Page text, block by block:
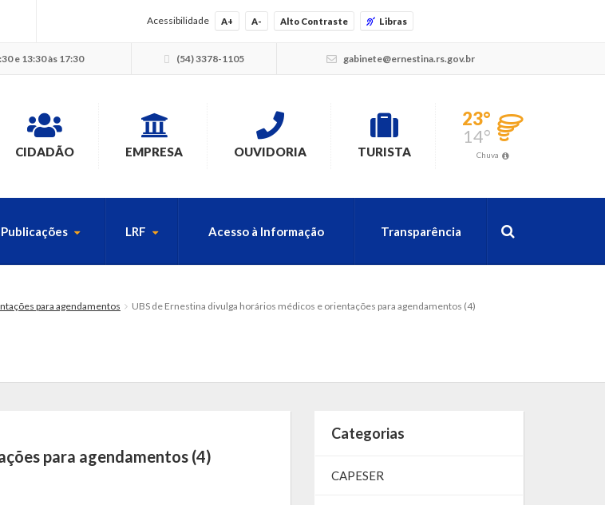
Acessibilidade A+ A- Alto Contraste Libras
e 13:30 às 17:30 (54) 3378-1105 gabinete@ernestina.rs.gov.br
CIDADÃO EMPRESA OUVIDORIA TURISTA
23°
14°
Chuva
Publicações LRF Acesso à Informação Transparência
para agendamentos UBS de Ernestina divulga horários médicos e orientações para agendamentos (4)
para agendamentos (4)
Categorias
CAPESER